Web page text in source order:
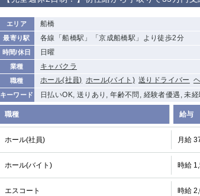
エリア 船橋
最寄り駅 各線「船橋駅」「京成船橋駅」より徒歩2分
時間/休日 日曜
業種 キャバクラ
職種 ホール(社員) ホール(バイト) 送りドライバー
キーワード 日払いOK, 送りあり, 年齢不問, 経験者優遇, 未
職種 給与
ホール(社員) 月給
ホール(バイト) 時給
エスコート 時給
から徒歩10分
①歌舞伎町 ②
新宿
①東武練馬 ②
成増・板橋 ③
大山 ②池袋
下赤塚 竹ノ塚 三鷹
荻窪
浅草 新小岩
五井
関内 横浜 川崎
新横浜
小田原
横浜・桜木町
関内・馬車
日ノ出町